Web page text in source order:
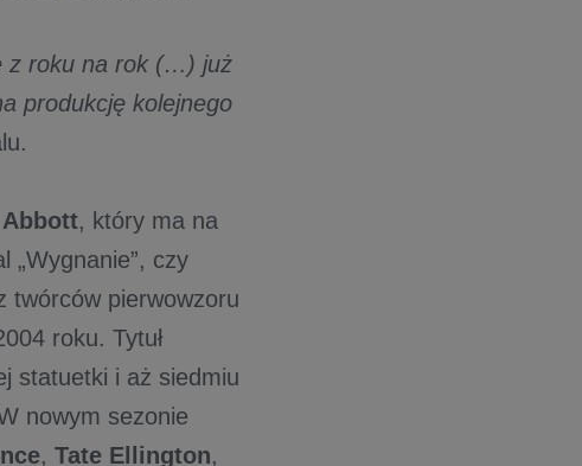
z roku na rok (…) już
produkcję kolejnego
, który ma na
„Wygnanie”, czy
twórców pierwowzoru
roku. Tytuł
statuetki i aż siedmiu
nowym sezonie
, Tate Ellington,